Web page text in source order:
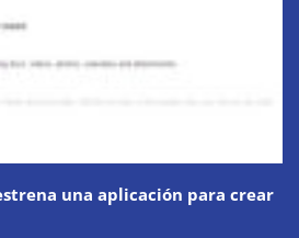
una aplicación para crear